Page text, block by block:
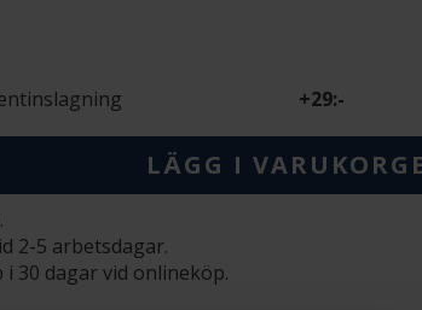
+29:-
LÄGG I
2-5 arbetsdagar.
i 30 dagar vid onlineköp.